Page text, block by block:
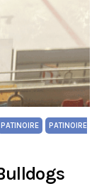
PATINOIRE PATINOIRE